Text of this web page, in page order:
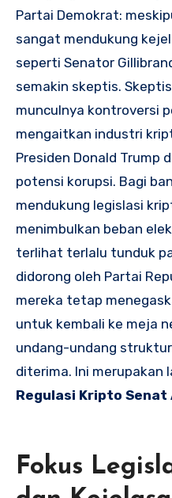
Partai Demokrat:
sangat mendukung
seperti Senator
semakin skeptis.
munculnya kontroversi
mengaitkan industri
Presiden Donald Trump
potensi korupsi. Bagi
mendukung legislasi
menimbulkan beban
terlihat terlalu tunduk
didorong oleh Partai
mereka tetap
untuk kembali ke meja
undang-undang
diterima. Ini merupakan
Regulasi Kripto Senat
Fokus